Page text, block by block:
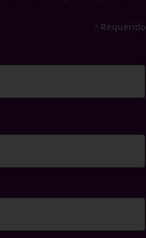
* Requerido